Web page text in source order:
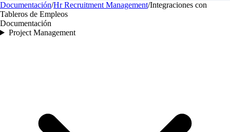
Documentación/Hr Recruitment Management/Integraciones con
Tableros de Empleos
Documentación
Project Management